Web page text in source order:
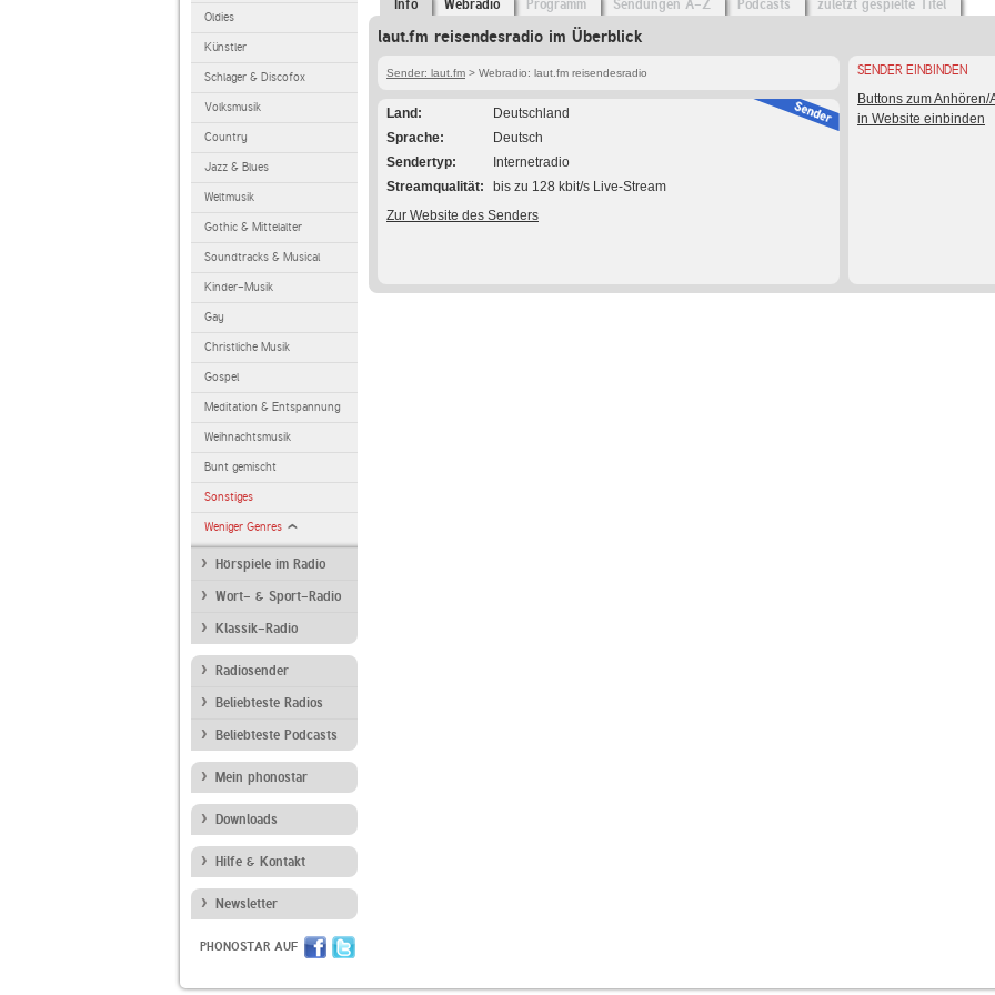
Oldies
Künstler
Schlager & Discofox
Volksmusik
Country
Jazz & Blues
Weltmusik
Gothic & Mittelalter
Soundtracks & Musical
Kinder-Musik
Gay
Christliche Musik
Gospel
Meditation & Entspannung
Weihnachtsmusik
Bunt gemischt
Sonstiges
Weniger Genres
Hörspiele im Radio
Wort- & Sport-Radio
Klassik-Radio
Radiosender
Beliebteste Radios
Beliebteste Podcasts
Mein phonostar
Downloads
Hilfe & Kontakt
Newsletter
PHONOSTAR AUF
Info Webradio Programm Sendungen A-Z Podcasts zuletzt gespielte Titel
laut.fm reisendesradio im Überblick
Sender: laut.fm > Webradio: laut.fm reisendesradio
Land
Deutschland
Sprache
Deutsch
Sendertyp
Internetradio
Streamqualität
bis zu 128 kbit/s Live-Stream
Zur Website des Senders
SENDER EINBINDEN
Buttons zum Anhören/
in Website einbinden